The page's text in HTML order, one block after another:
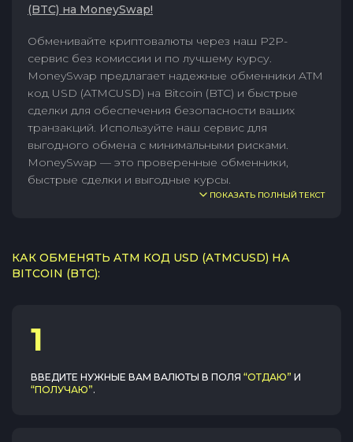
(BTC) на MoneySwap!
Обменивайте криптовалюты через наш P2P-
сервис без комиссии и по лучшему курсу.
MoneySwap предлагает надежные обменники ATM
код USD (ATMCUSD) на Bitcoin (BTC) и быстрые
сделки для обеспечения безопасности ваших
транзакций. Используйте наш сервис для
выгодного обмена с минимальными рисками.
MoneySwap — это проверенные обменники,
быстрые сделки и выгодные курсы.
ПОКАЗАТЬ ПОЛНЫЙ ТЕКСТ
КАК ОБМЕНЯТЬ ATM КОД USD (ATMCUSD) НА
BITCOIN (BTC):
1
ВВЕДИТЕ НУЖНЫЕ ВАМ ВАЛЮТЫ В ПОЛЯ “ОТДАЮ” И
“ПОЛУЧАЮ”.